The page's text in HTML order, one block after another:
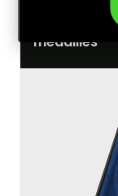
Photo
médailles